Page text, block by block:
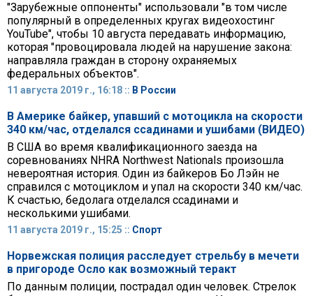
"Зарубежные оппоненты" использовали "в том числе
популярный в определенных кругах видеохостинг
YouTube", чтобы 10 августа передавать информацию,
которая "провоцировала людей на нарушение закона:
направляла граждан в сторону охраняемых
федеральных объектов".
11 августа 2019 г., 16:18 :: В России
В Америке байкер, упавший с мотоцикла на скорости
340 км/час, отделался ссадинами и ушибами (ВИДЕО)
В США во время квалификационного заезда на
соревнованиях NHRA Northwest Nationals произошла
невероятная история. Один из байкеров Бо Лэйн не
справился с мотоциклом и упал на скорости 340 км/час.
К счастью, бедолага отделался ссадинами и
несколькими ушибами.
11 августа 2019 г., 15:25 :: Спорт
Норвежская полиция расследует стрельбу в мечети
в пригороде Осло как возможный теракт
По данным полиции, пострадал один человек. Стрелок